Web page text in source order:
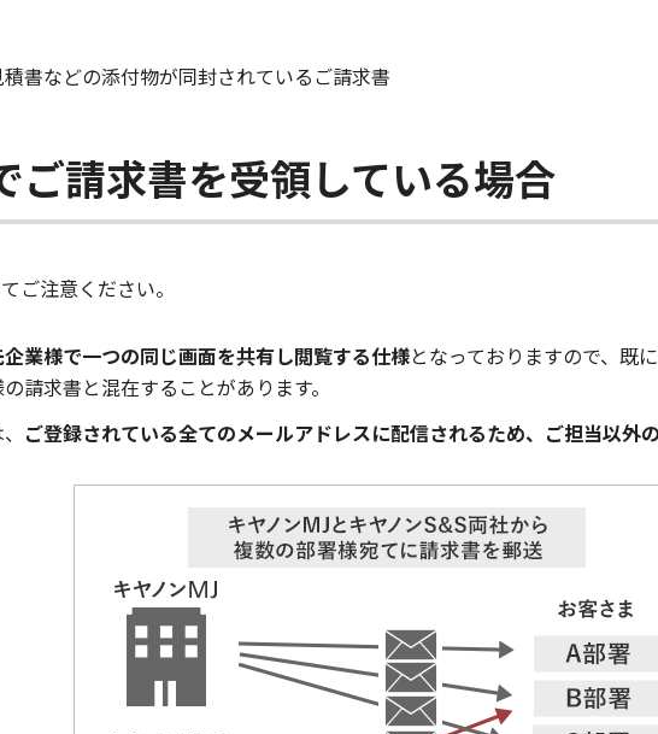
書などの添付物が同封されているご請求書
ご請求書を受領している場合
ご注意ください。
業様で一つの同じ画面を共有し閲覧する仕様となっておりますので、既
請求書と混在することがあります。
ご登録されている全てのメールアドレスに配信されるため、ご担当以外